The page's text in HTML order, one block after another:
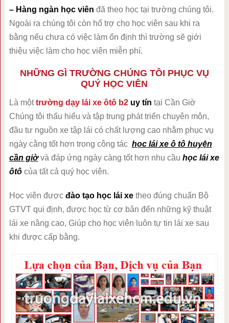
– Hàng ngàn học viên đã theo học tại trường chúng tôi.
Ngoài ra chúng tôi còn hổ trợ cho học viên sau khi ra
bằng nếu chưa có việc làm ổn định thì trường sẽ giới
thiệu việc làm cho học viên miễn phí.
NHỮNG GÌ TRƯỜNG CHÚNG TÔI PHỤC VỤ
QUÝ HỌC VIÊN
Là mộttrường dạy lái xe ôtô b2uy tín tại Cần Giờ
Chúng tôi thấu hiểu và tập trung phát triển chuyên môn,
đầu tư nguồn xe tập lái có chất lượng cao nhằm phục vụ
ngày cằng tốt hơn trong công tác học lái xe ô tô huyện
cần giờvà đáp ứng ngày càng tốt hơn nhu cầu học lái xe
ôtô của tất cả quý học viên.
Học viên được đào tạo học lái xetheo đúng chuẩn Bộ
GTVT qui định, được học từ cơ bản đến những kỹ thuật
lái xe nâng cao, Giúp cho học viên luôn tự tin lái xe sau
khi được cấp bằng.